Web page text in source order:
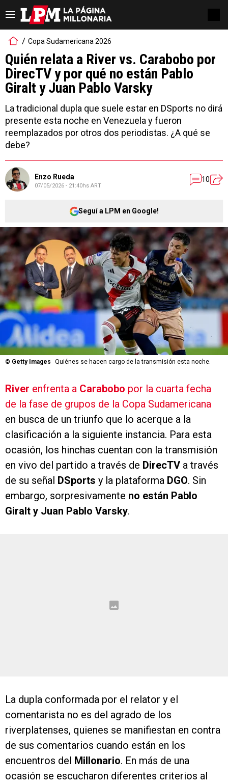
Copa Sudamericana 2026
Quién relata a River vs. Carabobo por
DirecTV y por qué no están Pablo
Giralt y Juan Pablo Varsky
La tradicional dupla que suele estar en DSports no dirá
presente esta noche en Venezuela y fueron
reemplazados por otros dos periodistas. ¿A qué se
debe?
Enzo Rueda
07/05/2026 - 21:40hs ART
10
Seguí a LPM en Google!
© Getty Images Quiénes se hacen cargo de la transmisión esta noche.
River enfrenta a Carabobo por la cuarta fecha
de la fase de grupos de la Copa Sudamericana
en busca de un triunfo que lo acerque a la
clasificación a la siguiente instancia. Para esta
ocasión, los hinchas cuentan con la transmisión
en vivo del partido a través de DirecTV a través
de su señal DSports y la plataforma DGO. Sin
embargo, sorpresivamente no están Pablo
Giralt y Juan Pablo Varsky.
La dupla conformada por el relator y el
comentarista no es del agrado de los
riverplatenses, quienes se manifiestan en contra
de sus comentarios cuando están en los
encuentros del Millonario. En más de una
ocasión se escucharon diferentes criterios al